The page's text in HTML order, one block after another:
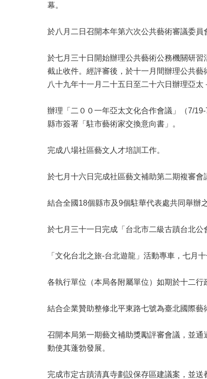
幕。
於八月二日召開本年第六次公共藝術審議委
於七月三十日開始辦理公共藝術公務機關研
截止收件。經評審後，於十一月間辦理公共藝
八十九年十一月二十五日至二十六日辦理亞太
辦理「二００一年亞太文化合作會議」（7/
縣市簽署「駐市藝術家交換意向書」。
完成八場社區藝文人才培訓工作。
於七月十六日完成社區藝文補助第二期複審會
結合全國18個縣市及9個駐華代表處共同舉辦
於七月三十一日完成「台北市二級古蹟台北公
「文化台北之旅-台北遊龍」活動專車，七月
各執行單位（本局各附屬單位）如期於十二行
結合企業贊助整修北平東路七號為臺北國際藝
召開本局第一期藝文補助獎勵評審會議，並
動使其蓬勃發展。
完成市定古蹟清真寺劃設保存區建議案，並送